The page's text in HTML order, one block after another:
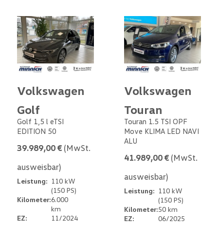
Volkswagen
Golf
Golf 1,5 l eTSI
EDITION 50
39.989,00 € (MwSt.
ausweisbar)
Leistung: 110 kW
(150 PS)
Kilometer:6.000
km
EZ:
11/2024
Volkswagen
Touran
Touran 1.5 TSI OPF
Move KLIMA LED NAVI
ALU
41.989,00 € (MwSt.
ausweisbar)
Leistung: 110 kW
(150 PS)
Kilometer:50 km
EZ:
06/2025